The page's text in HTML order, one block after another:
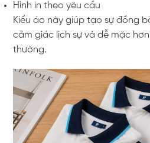
Hình in theo yêu cầu
Kiểu áo này giúp tạo sự đồng
cảm giác lịch sự và dễ mặc
thường.